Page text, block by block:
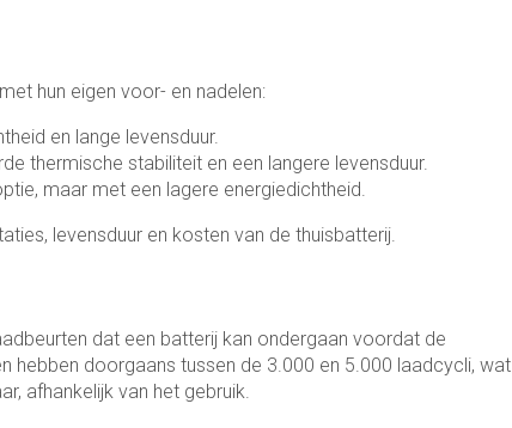
hun eigen voor- en nadelen:
en lange levensduur.
thermische stabiliteit en een langere levensduur.
maar met een lagere energiedichtheid.
levensduur en kosten van de thuisbatterij.
dat een batterij kan ondergaan voordat de
hebben doorgaans tussen de 3.000 en 5.000 laadcycli, wat
afhankelijk van het gebruik.